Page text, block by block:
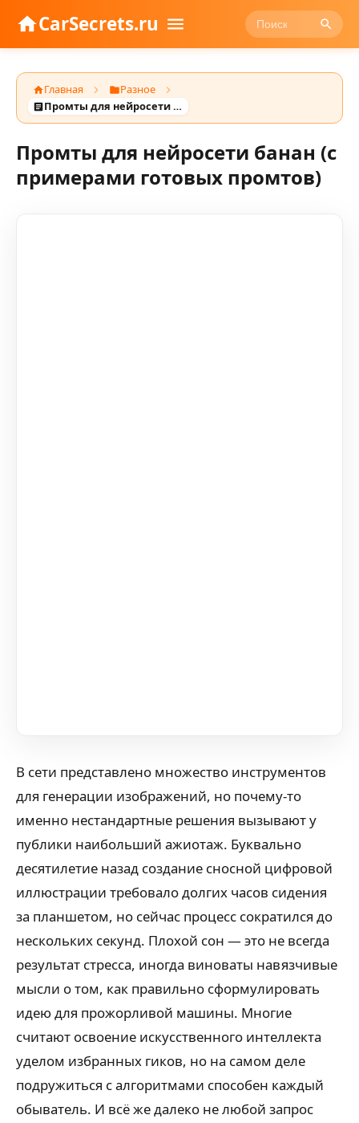
CarSecrets.ru
Главная
Разное
Промты для нейросети банан (с примерами готовых промтов)
Промты для нейросети банан (с
примерами готовых промтов)
В сети представлено множество инструментов
для генерации изображений, но почему-то
именно нестандартные решения вызывают у
публики наибольший ажиотаж. Буквально
десятилетие назад создание сносной цифровой
иллюстрации требовало долгих часов сидения
за планшетом, но сейчас процесс сократился до
нескольких секунд. Плохой сон — это не всегда
результат стресса, иногда виноваты навязчивые
мысли о том, как правильно сформулировать
идею для прожорливой машины. Многие
считают освоение искусственного интеллекта
уделом избранных гиков, но на самом деле
подружиться с алгоритмами способен каждый
обыватель. И всё же далеко не любой запрос